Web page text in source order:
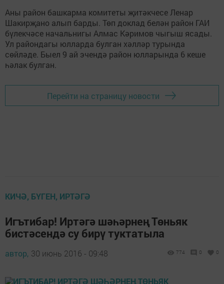
Аны район башкарма комитеты җитәкчесе Ленар
Шакирҗано алып барды. Төп доклад белән район ГАИ
бүлекчәсе начальнигы Алмас Кәримов чыгыш ясады.
Ул райондагы юлларда булган хәлләр турында
сөйләде. Быел 9 ай эчендә район юлларында 6 кеше
һәлак булган.
Перейти на страницу новости
КИЧӘ, БҮГЕН, ИРТӘГӘ
Игътибар! Иртәгә шәһәрнең Төньяк
бистәсендә су бирү туктатыла
автор, 30 июнь 2016 - 09:48 774 0 0